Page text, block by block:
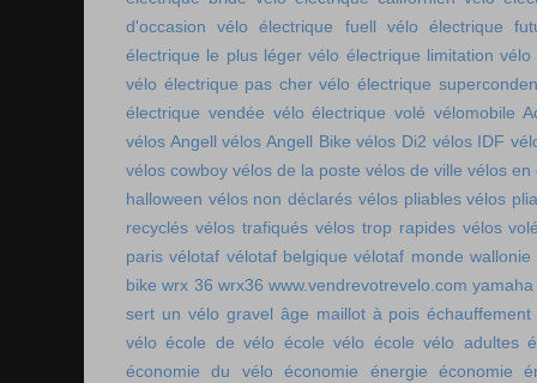
d'occasion
vélo électrique fuell
vélo électrique
électrique le plus léger vélo électrique limitation vélo
vélo électrique pas cher vélo électrique
électrique vendée vélo électrique volé vélomobile
vélos Angell vélos Angell Bike vélos Di2 vélos IDF
vélos cowboy vélos de la poste vélos de ville vélos en
halloween vélos non déclarés vélos pliables vélos
recyclés vélos trafiqués vélos trop rapides vélos
paris vélotaf vélotaf belgique vélotaf monde wallonie
bike wrx 36 wrx36 www.vendrevotrevelo.com
sert un vélo gravel âge maillot à pois
vélo école de vélo école vélo école vélo adultes
économie du vélo
économie énergie
économie